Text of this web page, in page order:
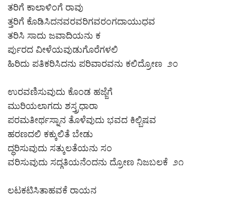
ತರಿಗೆ ಕಾಲಾಳಿಂಗೆ ರಾವು
ತ್ತರಿಗೆ ಕೊಡಿಸಿದನವರವರಿಗವರಂಗದಾಯುಧವ
ತರಿಸಿ ಸಾದು ಜವಾದಿಯನು ಕ
ರ್ಪುರದ ವೀಳೆಯವುಡುಗೊರೆಗಳಲಿ
ಹಿರಿದು ಪತಿಕರಿಸಿದನು ಪರಿವಾರವನು ಕಲಿದ್ರೋಣ ೨೦
ಉರವಣಿಸುವುದು ಕೊಂಡ ಹಜ್ಜೆಗೆ
ಮುರಿಯಲಾಗದು ಶಸ್ತ್ರಧಾರಾ
ಪರಮತೀರ್ಥಸ್ನಾನ ತೊಳೆವುದು ಭವದ ಕಿಲ್ಬಿಷವ
ಹರಣದಲಿ ಕಕ್ಕುಲಿತೆ ಬೇಡು
ದ್ಧರಿಸುವುದು ಸತ್ಕುಲತೆಯನು ಸಂ
ವರಿಸುವುದು ಸದ್ಗತಿಯನೆಂದನು ದ್ರೋಣ ನಿಜಬಲಕೆ ೨೧
ಲಟಕಟಿಸಿತಾಹವಕೆ ರಾಯನ